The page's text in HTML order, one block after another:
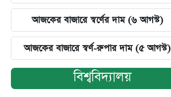
আজকের বাজারে স্বর্ণের দাম (৬ আগস্ট)
আজকের বাজারে স্বর্ণ-রুপার দাম (৫ আগস্ট)
বিশ্ববিদ্যালয়